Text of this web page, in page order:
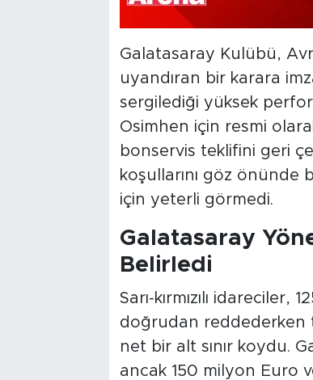
Galatasaray Kulübü,
uyandıran bir karara
sergilediği yüksek
Osimhen için resmi
bonservis teklifini geri
koşullarını göz
için yeterli görmedi.
Galatasaray
Belirledi
Sarı-kırmızılı
doğrudan reddederken
net bir alt sınır koydu.
ancak 150 milyon Euro